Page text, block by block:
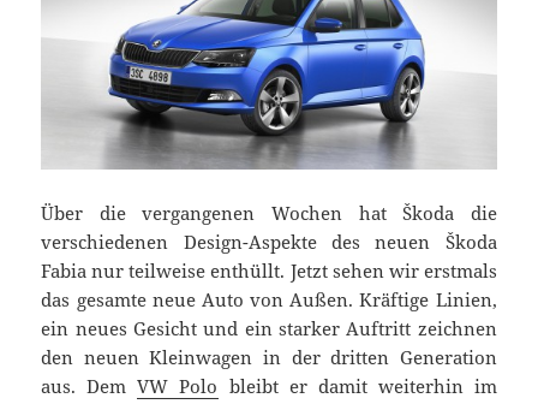
Über die vergangenen Wochen hat Škoda die
verschiedenen Design-Aspekte des neuen Škoda
Fabia nur teilweise enthüllt. Jetzt sehen wir erstmals
das gesamte neue Auto von Außen. Kräftige Linien,
ein neues Gesicht und ein starker Auftritt zeichnen
den neuen Kleinwagen in der dritten Generation
aus. DemVW Polo bleibt er damit weiterhin im